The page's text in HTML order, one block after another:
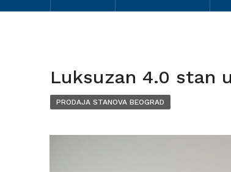
Luksuzan 4.0 stan
PRODAJA STANOVA BEOGRAD